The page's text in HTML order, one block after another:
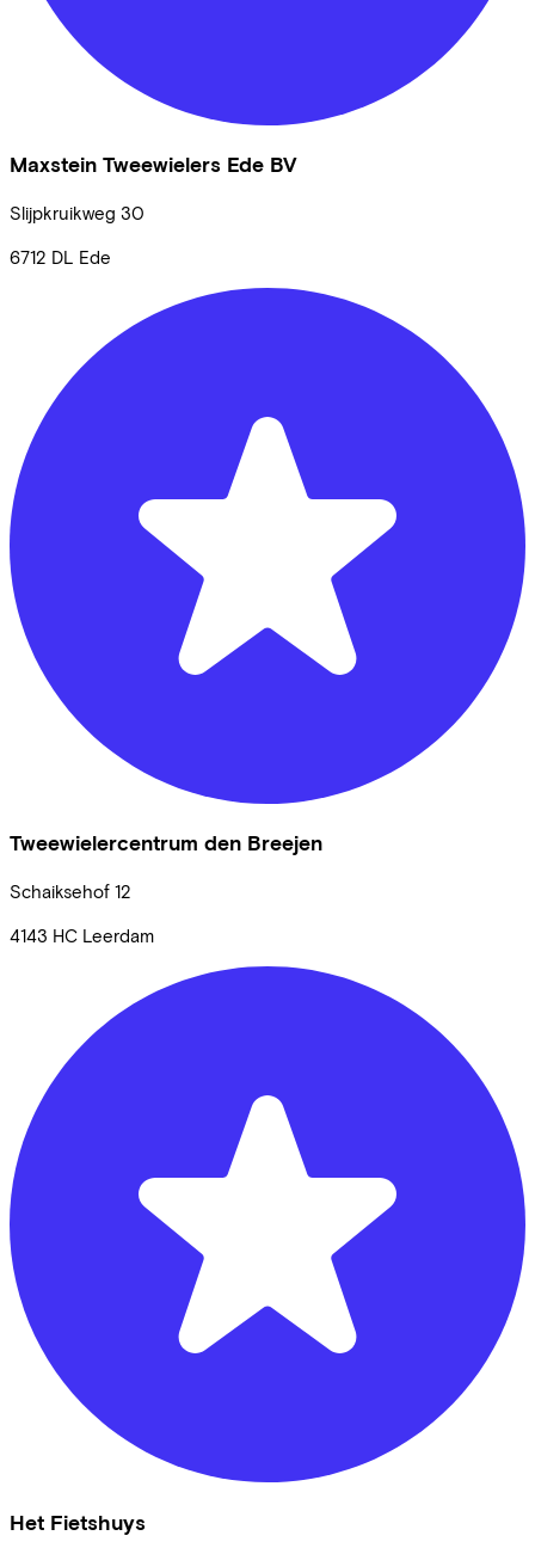
Maxstein Tweewielers Ede BV
Slijpkruikweg 30
6712 DL Ede
Tweewielercentrum den Breejen
Schaiksehof 12
4143 HC Leerdam
Het Fietshuys